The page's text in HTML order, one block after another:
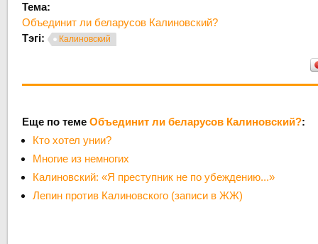
Тема:
Объединит ли беларусов Калиновский?
Тэгі:
Калиновский
Еще по темеОбъединит ли беларусов Калиновский?:
Кто хотел унии?
Многие из немногих
Калиновский: «Я преступник не по убеждению...»
Лепин против Калиновского (записи в ЖЖ)